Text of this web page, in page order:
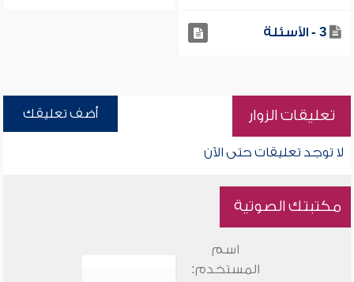
3 - الأسئلة
تعليقات الزوار أضف تعليقك
لا توجد تعليقات حتى الآن
مكتبتك الصوتية
اسم
المستخدم: